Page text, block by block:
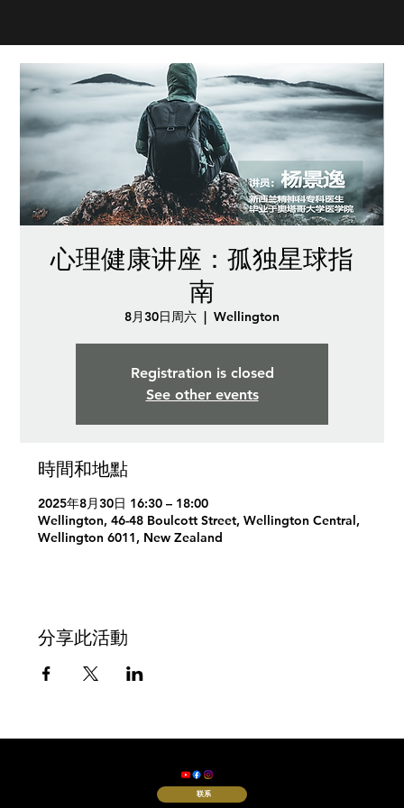
心理健康讲座：孤独星球指
南
8月30日周六
  |
Wellington
Registration is closed
See other events
時間和地點
2025年8月30日 16:30 – 18:00
Wellington, 46-48 Boulcott Street, Wellington Central,
Wellington 6011, New Zealand
分享此活動
卫理公会惠恩堂
联系